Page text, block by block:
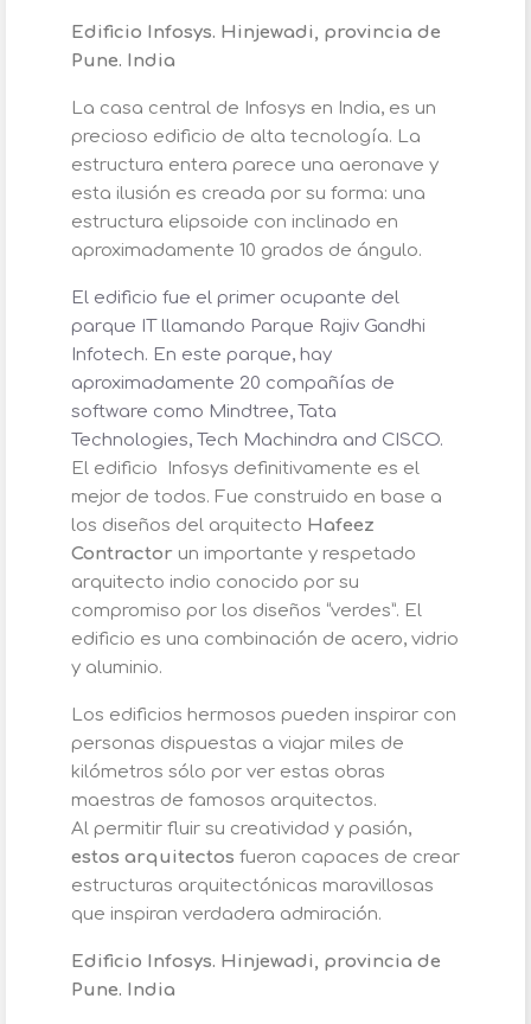
Edificio Infosys. Hinjewadi, provincia de
Pune. India
La casa central de Infosys en India, es un
precioso edificio de alta tecnología. La
estructura entera parece una aeronave y
esta ilusión es creada por su forma: una
estructura elipsoide con inclinado en
aproximadamente 10 grados de ángulo.
El edificio fue el primer ocupante del
parque IT llamando Parque Rajiv Gandhi
Infotech. En este parque, hay
aproximadamente 20 compañías de
software como Mindtree, Tata
Technologies, Tech Machindra and CISCO.
El edificio Infosys definitivamente es el
mejor de todos. Fue construido en base a
los diseños del arquitecto Hafeez
Contractor un importante y respetado
arquitecto indio conocido por su
compromiso por los diseños “verdes”. El
edificio es una combinación de acero, vidrio
y aluminio.
Los edificios hermosos pueden inspirar con
personas dispuestas a viajar miles de
kilómetros sólo por ver estas obras
maestras de famosos arquitectos.
Al permitir fluir su creatividad y pasión,
estos arquitectos fueron capaces de crear
estructuras arquitectónicas maravillosas
que inspiran verdadera admiración.
Edificio Infosys. Hinjewadi, provincia de
Pune. India